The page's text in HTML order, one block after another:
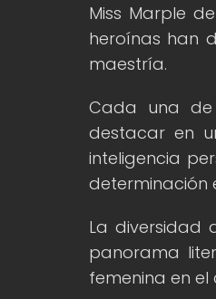
Miss Marple
heroínas han
maestría.
Cada una de
destacar en
inteligencia
determinación
La diversidad
panorama
femenina en el